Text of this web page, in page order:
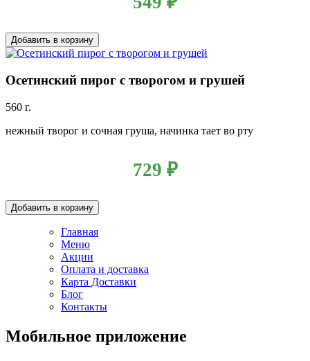
Добавить в корзину
Осетинский пирог с творогом и грушей
560 г.
нежный творог и сочная груша, начинка тает во рту
729 ₽
Добавить в корзину
Главная
Меню
Акции
Оплата и доставка
Карта Доставки
Блог
Контакты
Мобильное приложение